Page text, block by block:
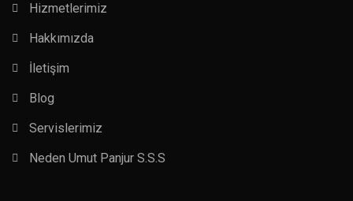
Hizmetlerimiz
Hakkımızda
İletişim
Blog
Servislerimiz
Neden Umut Panjur S.S.S